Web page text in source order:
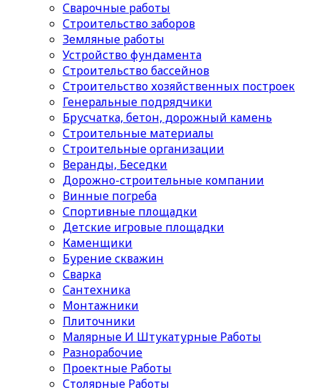
Сварочные работы
Строительство заборов
Земляные работы
Устройство фундамента
Строительство бассейнов
Строительство хозяйственных построек
Генеральные подрядчики
Брусчатка, бетон, дорожный камень
Строительные материалы
Cтроительные организации
Веранды, Беседки
Дорожно-строительные компании
Винные погреба
Спортивные площадки
Детские игровые площадки
Каменщики
Бурение скважин
Сварка
Сантехника
Монтажники
Плиточники
Малярные И Штукатурные Работы
Разнорабочие
Проектные Работы
Столярные Работы